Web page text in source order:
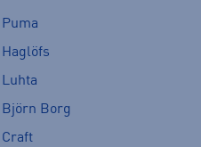
Puma
Haglöfs
Luhta
Björn Borg
Craft